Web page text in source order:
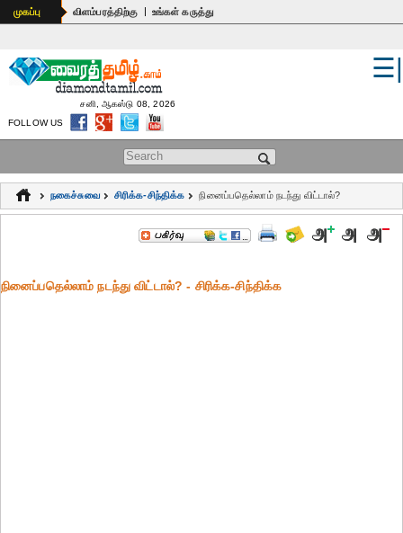
உலகம்
பொதுஅறிவு
கல்வி
ஆன்மிகம்
மருத்துவம்
முகப்பு விளம்பரத்திற்கு | உங்கள் கருத்து
Search form
☰|
சனி, ஆகஸ்டு 08, 2026
FOLLOW US
நகைச்சுவை சிரிக்க-சிந்திக்க நினைப்பதெல்லாம் நடந்து விட்டால்?
நினைப்பதெல்லாம் நடந்து விட்டால்? - சிரிக்க-சிந்திக்க